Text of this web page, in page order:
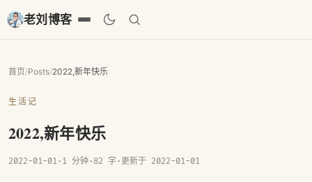
老刘博客
首页/Posts/2022,新年快乐
生活记
2022,新年快乐
2022-01-01· 1 分钟· 82 字 · 更新于 2022-01-01